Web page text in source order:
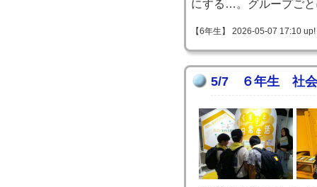
にする…。グループご
【6年生】 2026-05-07 17:10 up!
5/7 ６年生 社会